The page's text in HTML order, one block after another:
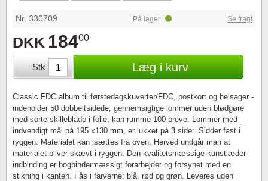
Nr. 330709
DKK 18400
Se fragt
På lager
Stk Læg i kurv
Classic FDC album til førstedagskuverter/FDC, postkort og helsager -
indeholder 50 dobbeltsidede, gennemsigtige lommer uden blødgøre
med sorte skilleblade i folie, kan rumme 100 breve. Lommer med
indvendigt mål på 195 x130 mm, er lukket på 3 sider. Sidder fast i
ryggen. Materialet kan isættes fra oven. Herved undgår man at
materialet bliver skævt i ryggen. Den kvalitetsmæssige kunstlæder-
indbinding er bogbindermæssigt forarbejdet og forsynet med en
stikning i kanten. Fås i farverne: blå, rød og grøn. Leveres uden
Frimærkehæfter
Souvenirmapper
Juleophæng
Andre samleobjekter
Pincetter
Tilbehør - andet